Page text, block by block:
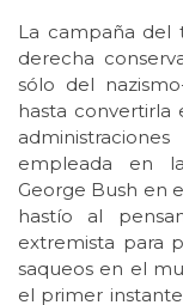
La campaña del
derecha
sólo del
hasta convertirla
empleada en
George Bush en
hastío al
extremista para
saqueos en el
el primer